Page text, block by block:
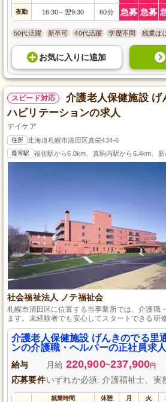
夜勤 16:30～ 翌9:30 60分 急募 急募
50代活躍 新卒可 40代活躍 学歴不問 残業ほ
お気に入り に追加
スピード対応
介護老人保健施設 げ
ハビリテーションの求人
デイケア
住所 北海道札幌市清田区真栄434-6
最寄駅 福住駅から6.0km、真駒内駅から6.4km、
社会福祉法人 ノテ福祉会
札幌市清田区に位置する当事業所では、介護職
ます。未経験者でも安心してスタートできる研
賞与、夜勤手当など待遇面も充実しています。
であれば、専門職としてのキャリアを築きなが
るやりがいのある仕事です。地下鉄福住駅から
勤も便利です。
介護老人保健施設 げんきのでる里
ンの介護職・ヘルパーの正社員求人
給与 月給 220,900~237,900円
応募要件いずれか必須: 介護福祉士、実
就業時間 休憩 月 火